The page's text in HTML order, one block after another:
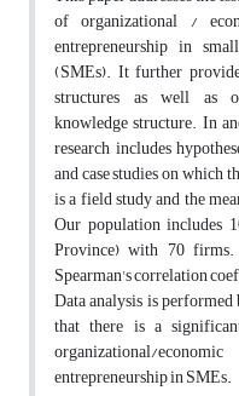
of organizational /
entrepreneurship in
(SMEs). It further
structures as well as
knowledge structure. In
research includes
and case studies on which
is a field study and the
Our population includes
Province) with 70
Spearman's correlation
Data analysis is
that there is a
organizational/
entrepreneurship in SMEs.